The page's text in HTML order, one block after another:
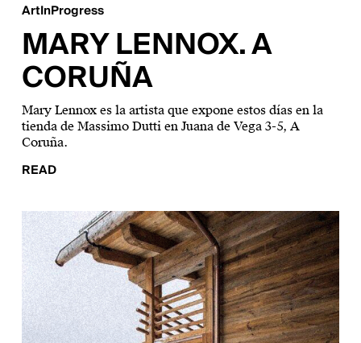
ArtInProgress
MARY LENNOX. A
CORUÑA
Mary Lennox es la artista que expone estos días en la
tienda de Massimo Dutti en Juana de Vega 3-5, A
Coruña.
READ